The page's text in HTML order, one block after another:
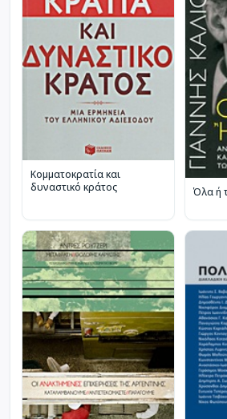
Κομματοκρατία και
δυναστικό κράτος
Όλα ή